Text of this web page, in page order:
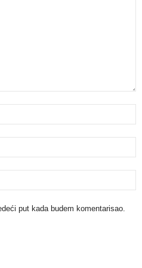
put kada budem komentarisao.